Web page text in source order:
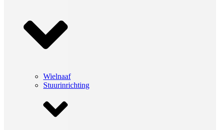
Wielnaaf
Stuurinrichting